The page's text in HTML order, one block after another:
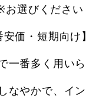
選びください
価・短期向け】
一番多く用いら
なやかで、イ